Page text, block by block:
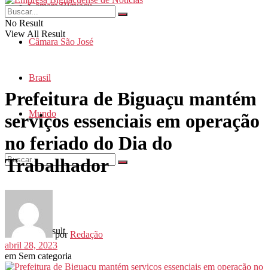
Câmara Biguaçu
Câmara São José
Brasil
Mundo
View All Result
No Result
View All Result
Prefeitura de Biguaçu mantém
serviços essenciais em operação
no feriado do Dia do
Trabalhador
por Redação
abril 28, 2023
em Sem categoria